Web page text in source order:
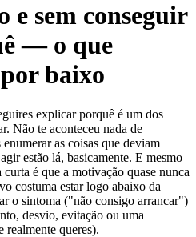
e sem conseguir
— o que
baixo
explicar porquê é um dos
Não te aconteceu nada de
as coisas que deviam
estão lá, basicamente. E mesmo
é que a motivação quase nunca
costuma estar logo abaixo da
o sintoma ("não consigo arrancar")
desvio, evitação ou uma
realmente queres).